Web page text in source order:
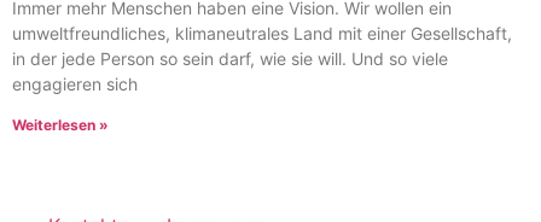
Immer mehr Menschen haben eine Vision. Wir wollen ein
umweltfreundliches, klimaneutrales Land mit einer Gesellschaft,
in der jede Person so sein darf, wie sie will. Und so viele
engagieren sich
Weiterlesen »